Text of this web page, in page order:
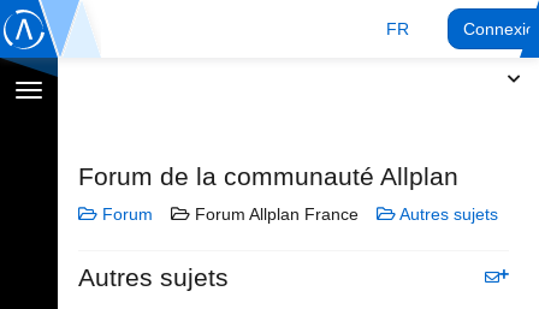
FR
Afficher
Forum de la communauté Allplan
Forum Forum Allplan France Autres sujets
Autres sujets